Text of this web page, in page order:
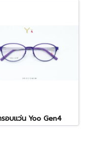
อบแว่น Yoo Gen4